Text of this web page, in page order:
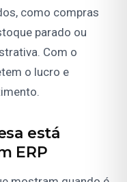
como compras
parado ou
Com o
o lucro e
está
ERP